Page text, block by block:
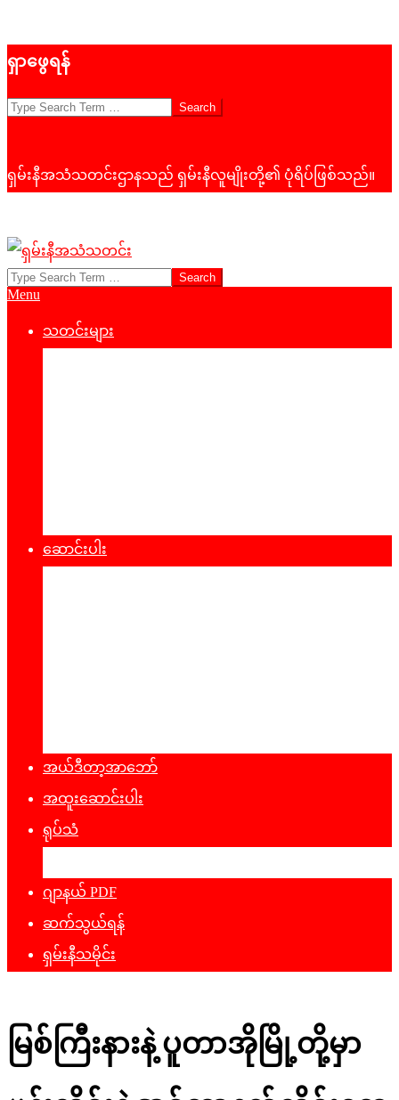
to
ရှာဖွေရန်
Search
ရှမ်းနီအသံသတင်းဌာနသည် ရှမ်းနီလူမျိုးတို့၏ ပုံရိပ်ဖြစ်သည်။
ရှမ်း
Search
Primary
Menu
သတင်းများ
ဆောင်းပါး
အယ်ဒီတာ့အာဘော်
အထူးဆောင်းပါး
ရုပ်သံ
ဂျာနယ် PDF
ဆက်သွယ်ရန်
ရှမ်းနီသမိုင်း
မြစ်ကြီးနားနဲ့ ပူတာအိုမြို့တို့မှာ